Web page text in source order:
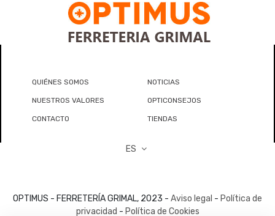
QUIÉNES SOMOS NOTICIAS
NUESTROS VALORES OPTICONSEJOS
CONTACTO TIENDAS
ES
OPTIMUS - FERRETERÍA GRIMAL, 2023 - Aviso legal - Política de
privacidad - Política de Cookies